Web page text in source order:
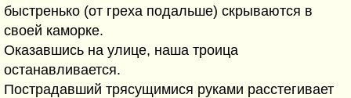
быстренько (от греха подальше) скрываются в
своей каморке.
Оказавшись на улице, наша троица
останавливается.
Пострадавший трясущимися руками расстегивает